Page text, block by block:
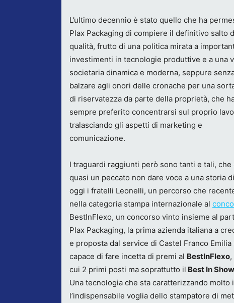
L’ultimo decennio è stato quello che ha
Plax Packaging di compiere il definitivo salto
qualità, frutto di una politica mirata a
investimenti in tecnologie produttive e a una
societaria dinamica e moderna, seppure
balzare agli onori delle cronache per una
di riservatezza da parte della proprietà, che
sempre preferito concentrarsi sul proprio
tralasciando gli aspetti di marketing e
comunicazione.
I traguardi raggiunti però sono tanti e tali, che
quasi un peccato non dare voce a una storia
oggi i fratelli Leonelli, un percorso che
nella categoria stampa internazionale al
BestInFlexo, un concorso vinto insieme al
Plax Packaging, la prima azienda italiana a
e proposta dal service di Castel Franco Emilia
capace di fare incetta di premi al BestInFlexo
cui 2 primi posti ma soprattutto il Best In Show
Una tecnologia che sta caratterizzando
l’indispensabile voglia dello stampatore di